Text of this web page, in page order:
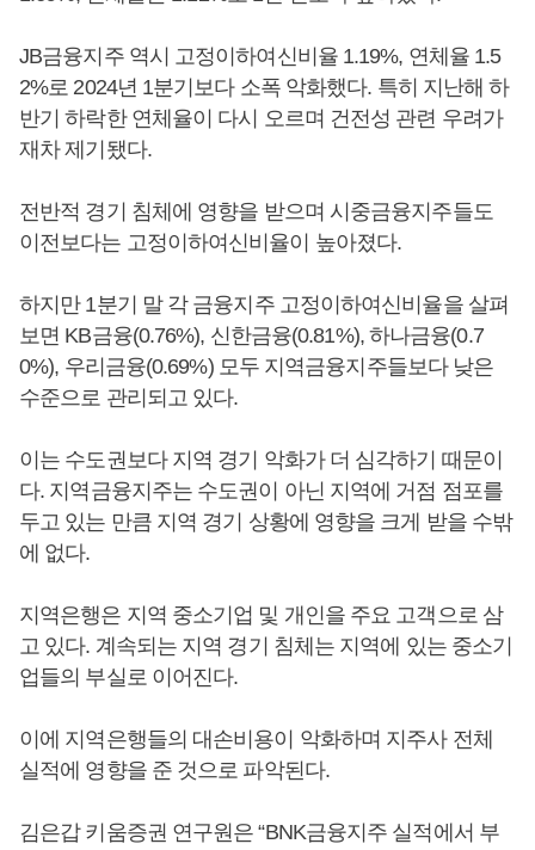
JB금융지주 역시 고정이하여신비율 1.19%, 연체율 1.5
2%로 2024년 1분기보다 소폭 악화했다. 특히 지난해 하
반기 하락한 연체율이 다시 오르며 건전성 관련 우려가
재차 제기됐다.
전반적 경기 침체에 영향을 받으며 시중금융지주들도
이전보다는 고정이하여신비율이 높아졌다.
하지만 1분기 말 각 금융지주 고정이하여신비율을 살펴
보면 KB금융(0.76%), 신한금융(0.81%), 하나금융(0.7
0%), 우리금융(0.69%) 모두 지역금융지주들보다 낮은
수준으로 관리되고 있다.
이는 수도권보다 지역 경기 악화가 더 심각하기 때문이
다. 지역금융지주는 수도권이 아닌 지역에 거점 점포를
두고 있는 만큼 지역 경기 상황에 영향을 크게 받을 수밖
에 없다.
지역은행은 지역 중소기업 및 개인을 주요 고객으로 삼
고 있다. 계속되는 지역 경기 침체는 지역에 있는 중소기
업들의 부실로 이어진다.
이에 지역은행들의 대손비용이 악화하며 지주사 전체
실적에 영향을 준 것으로 파악된다.
김은갑 키움증권 연구원은 “BNK금융지주 실적에서 부